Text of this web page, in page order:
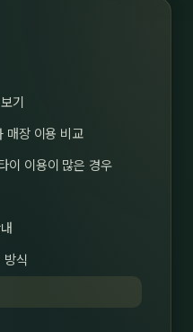
충북
기
매장 이용 비교
이 이용이 많은 경우
방식